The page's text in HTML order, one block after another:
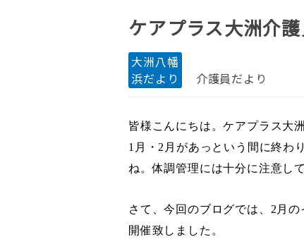
ケアプラス大洲介
大洲八幡
浜だより
介護員だより
皆様こんにちは。ケアプラス大
1 月・ 2 月があっという間に終わり
ね。体調管理には十分に注意し
さて、今回のブログでは、 2 月の
開催致しました。